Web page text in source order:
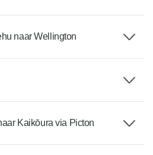
naar Wellington
Kaikōura via Picton